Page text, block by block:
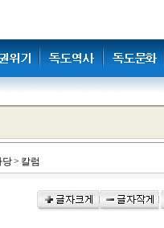
당> 칼럼